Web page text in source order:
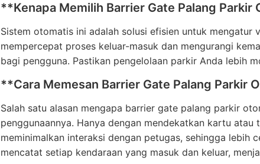
**Kenapa Memilih Barrier Gate Palang
Sistem otomatis ini adalah solusi efisien untuk mengatur
mempercepat proses keluar-masuk dan mengurangi
bagi pengguna. Pastikan pengelolaan parkir Anda lebih
**Cara Memesan Barrier Gate Palang Parkir
Salah satu alasan mengapa barrier gate palang parkir
penggunaannya. Hanya dengan mendekatkan kartu
meminimalkan interaksi dengan petugas, sehingga lebih
mencatat setiap kendaraan yang masuk dan keluar,